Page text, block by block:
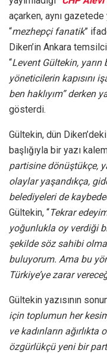
açarken, aynı
“mezhepçi fanatik”
Diken’in Ankara
“Levent Gültekin, yarın
yöneticilerin kapısını
ben haklıyım” derken
gösterdi.
Gültekin, dün
başlığıyla bir yazı
partisine dönüştükçe,
olaylar yaşandıkça,
belediyeleri de
Gültekin, “Tekrar
yoğunlukla oy verdiği
şekilde söz sahibi
buluyorum. Ama bu
Türkiye’ye zarar
Gültekin yazısının
için toplumun her
ve kadınların
özgürlükçü yeni bir